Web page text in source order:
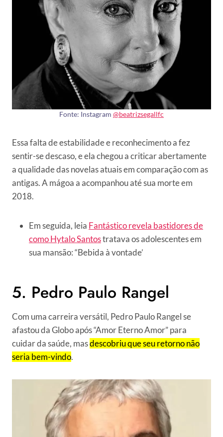
Fonte: Instagram @beatrizsegallfc
Essa falta de estabilidade e reconhecimento a fez
sentir-se descaso, e ela chegou a criticar abertamente
a qualidade das novelas atuais em comparação com as
antigas. A mágoa a acompanhou até sua morte em
2018.
Em seguida, leia Fantástico revela bastidores de
como Hytalo Santostratava os adolescentes em
sua mansão: “Bebida à vontade’
5. Pedro Paulo Rangel
Com uma carreira versátil, Pedro Paulo Rangel se
afastou da Globo após “Amor Eterno Amor” para
cuidar da saúde, masdescobriu que seu retorno não
seria bem-vindo.